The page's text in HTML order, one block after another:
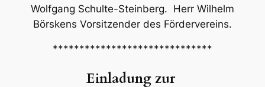
Wolfgang Schulte-Steinberg. Herr Wilhelm
Börskens Vorsitzender des Fördervereins.
******************************
Einladung zur